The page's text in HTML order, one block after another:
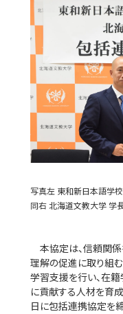
写真左 東和新日本語学
同右 北海道文教大学
本協定は、信頼関係
理解の促進に取り組
学習支援を行い、在
に貢献する人材を育
日に包括連携協定を